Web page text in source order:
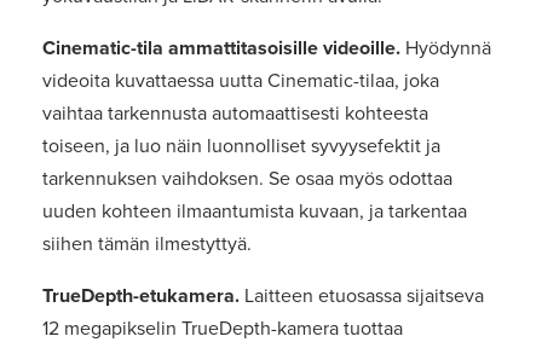
Cinematic-tila ammattitasoisille videoille. Hyödynnä
videoita kuvattaessa uutta Cinematic-tilaa, joka
vaihtaa tarkennusta automaattisesti kohteesta
toiseen, ja luo näin luonnolliset syvyysefektit ja
tarkennuksen vaihdoksen. Se osaa myös odottaa
uuden kohteen ilmaantumista kuvaan, ja tarkentaa
siihen tämän ilmestyttyä.
TrueDepth-etukamera. Laitteen etuosassa sijaitseva
12 megapikselin TrueDepth-kamera tuottaa